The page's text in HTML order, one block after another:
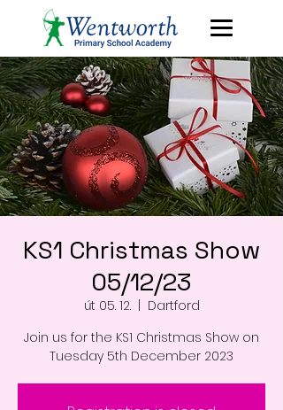
KS1 Christmas Show
05/12/23
út 05. 12.
  |
Dartford
Join us for the KS1 Christmas Show on
Tuesday 5th December 2023